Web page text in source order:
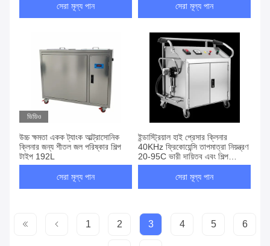
সেরা মূল্য পান
সেরা মূল্য পান
ভিডিও
উচ্চ ক্ষমতা একক ট্যাংক আল্ট্রাসোনিক
ক্লিনার জন্য শীতল জল পরিষ্কার শিল্প
টাইপ 192L
সেরা মূল্য পান
ইন্ডাস্ট্রিয়াল হাই প্রেসার ক্লিনার
40KHz ফ্রিকোয়েন্সি তাপমাত্রা নিয়ন্ত্রণ
20-95C ভারী দায়িত্ব এবং শিল্প
পরিষ্কারের জন্য
সেরা মূল্য পান
1 2 3 4 5 6